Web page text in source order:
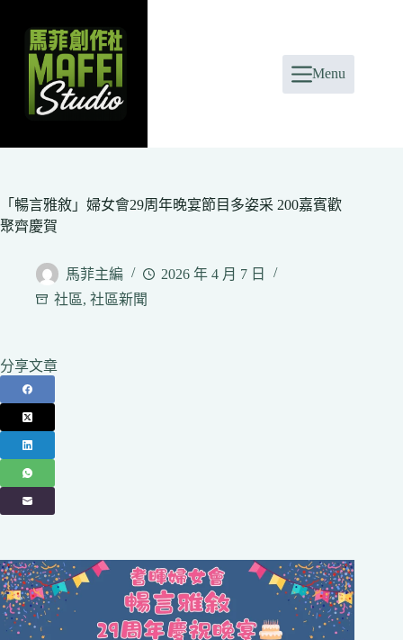
content
Menu
「暢言雅敘」婦女會29周年晚宴節目多姿采 200嘉賓歡
聚齊慶賀
馬菲主編
2026 年 4 月 7 日
社區, 社區新聞
分享文章